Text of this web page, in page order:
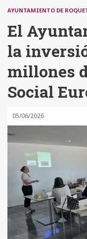
AYUNTAMIENTO DE
El
la
millones
Social
05/06/2026